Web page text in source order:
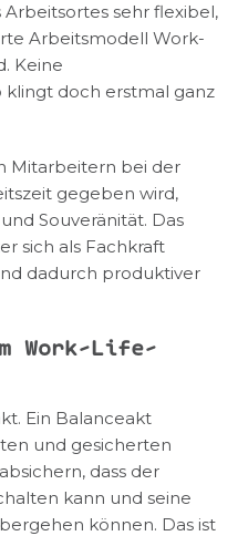
Arbeitsortes sehr flexibel,
Arbeitsmodell Work-
Keine
doch erstmal ganz
Mitarbeitern bei der
gegeben wird,
Souveränität. Das
sich als Fachkraft
dadurch produktiver
Work-Life-
Ein Balanceakt
und gesicherten
dass der
kann und seine
können. Das ist